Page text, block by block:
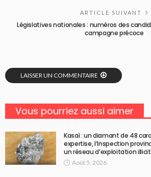
ARTICLE SUIVANT
Législatives nationales : numéros des
campagne précoce
LAISSER UN COMMENTAIRE
Vous pourriez aussi aimer
Kasaï : un diamant de 48
expertise, l’Inspection
un réseau d’exploitation
Août 5, 2026